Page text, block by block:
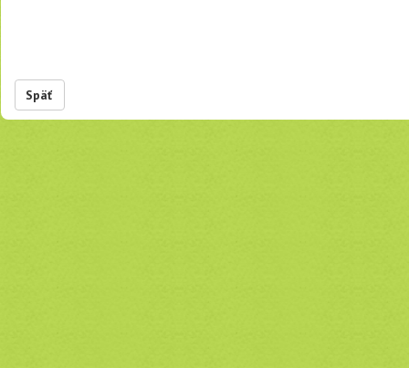
Späť